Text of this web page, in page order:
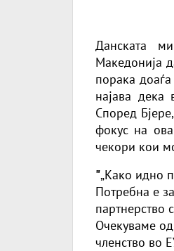
Данската
Македонија
порака
најава
Според
фокус на
чекори кои
"„Како идно
Потребна е
партнерство
Очекуваме
членство во